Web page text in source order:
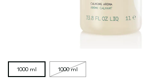
1000 ml 1000 ml